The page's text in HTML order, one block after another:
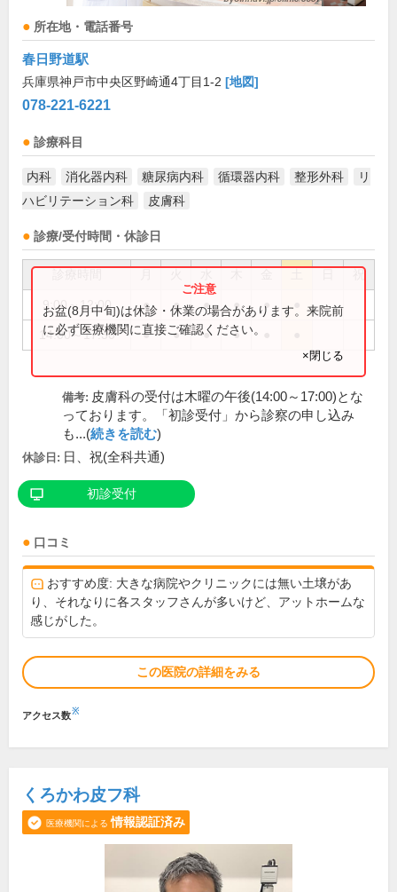
所在地・電話番号
春日野道駅
兵庫県神戸市中央区野崎通4丁目1-2 [地図]
078-221-6221
診療科目
内科 消化器内科 糖尿病内科 循環器内科 整形外科
リ
ハビリテーション科
皮膚科
診療/受付時間・休診日
祝
9:00～12:00 ● ● ● ● ●
14:00～17:30 ● ● ● ●
お盆(8月中旬)は休診・休業の場合があります。来院前
に必ず医療機関に直接ご確認ください。
×閉じる
備考: 皮膚科の受付は木曜の午後(14:00～17:00)とな
っております。「初診受付」から診察の申し込み
も...(続きを読む)
休診日: 日、祝(全科共通)
初診受付
口コミ
おすすめ度: 大きな病院やクリニックには無い土壌があ
り、それなりに各スタッフさんが多いけど、アットホームな
感じがした。
この医院の詳細をみる
アクセス数※
くろかわ皮フ科
医療機関による 情報認証済み